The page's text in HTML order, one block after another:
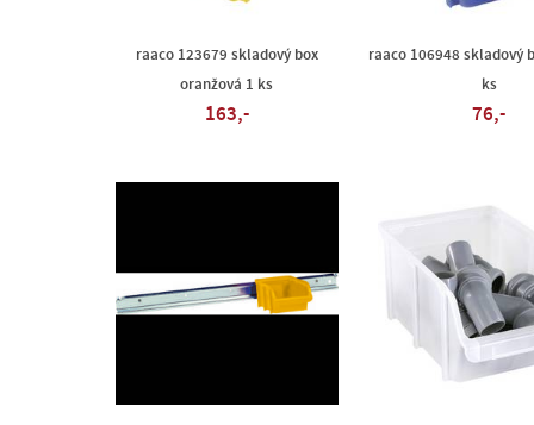
raaco 123679 skladový box
oranžová 1 ks
163,-
raaco 106948 skladový
ks
76,-